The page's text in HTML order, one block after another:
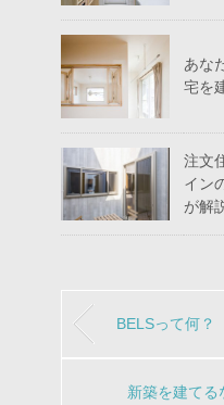
あな
宅を
注文
イン
が解
BELSって何？
新築を建てる